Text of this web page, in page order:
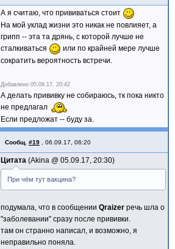
А я считаю, что прививаться стоит
На мой уклад жизни это никак не повлияет, а
грипп -- эта та дрянь, с которой лучше не
сталкиваться
или по крайней мере лучше
сократить вероятность встречи.
Добавлено 05.09.17, 20:42
А делать прививку не собираюсь, тк пока никто
не предлагал
Если предложат -- буду за.
Сообщ. #19 06.09.17, 06:20
Цитата Akina @ 05.09.17, 20:30
При чём тут вакцина?
подумала, что в сообщении Qraizer речь шла о
"заболевании" сразу после прививки.
там он странно написал, и возможно, я
неправильно поняла.